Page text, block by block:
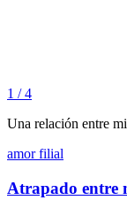
1 / 4
Una relación entre
amor filial
Atrapado entre